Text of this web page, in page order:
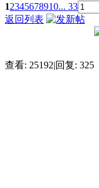
12345678910... 33
返回列表
查看: 25192|回复: 325